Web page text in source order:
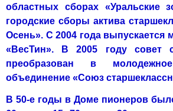
областных сборах «Уральские
городские сборы актива
Осень». С 2004 года выпускается
«ВесТин». В 2005 году совет
преобразован в
объединение «Союз
В 50-е годы в Доме пионеров